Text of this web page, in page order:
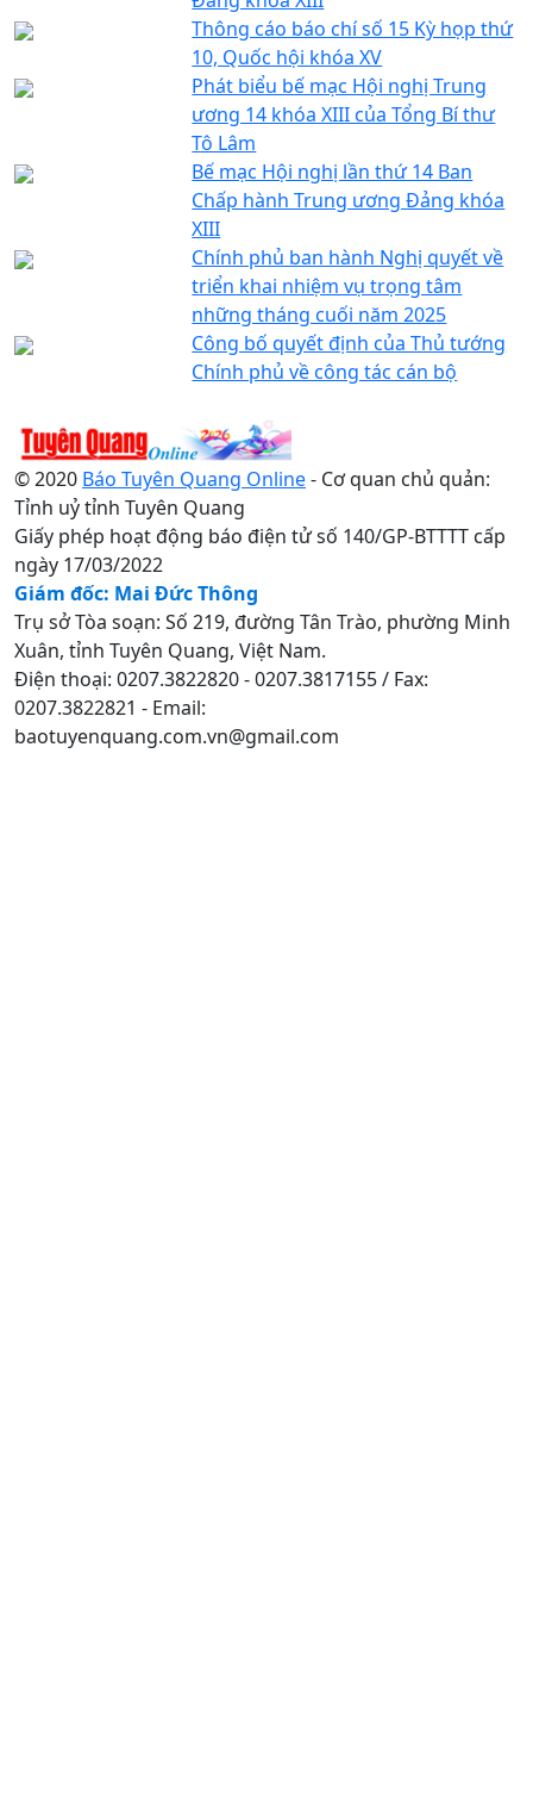
Thông cáo báo chí số 15 Kỳ họp thứ
10, Quốc hội khóa XV
Phát biểu bế mạc Hội nghị Trung
ương 14 khóa XIII của Tổng Bí thư
Tô Lâm
Bế mạc Hội nghị lần thứ 14 Ban
Chấp hành Trung ương Đảng khóa
XIII
Chính phủ ban hành Nghị quyết về
triển khai nhiệm vụ trọng tâm
những tháng cuối năm 2025
Công bố quyết định của Thủ tướng
Chính phủ về công tác cán bộ
© 2020 Báo Tuyên Quang Online- Cơ quan chủ quản:
Tỉnh uỷ tỉnh Tuyên Quang
Giấy phép hoạt động báo điện tử số 140/GP-BTTTT cấp
ngày 17/03/2022
Giám đốc: Mai Đức Thông
Trụ sở Tòa soạn: Số 219, đường Tân Trào, phường Minh
Xuân, tỉnh Tuyên Quang, Việt Nam.
Điện thoại: 0207.3822820 - 0207.3817155 / Fax:
0207.3822821 - Email:
baotuyenquang.com.vn@gmail.com